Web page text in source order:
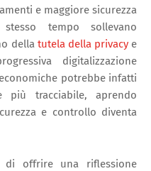
e maggiore sicurezza
tempo sollevano
della tutela della privacye
digitalizzazione
potrebbe infatti
più tracciabile, aprendo
e controllo diventa
di offrire una riflessione